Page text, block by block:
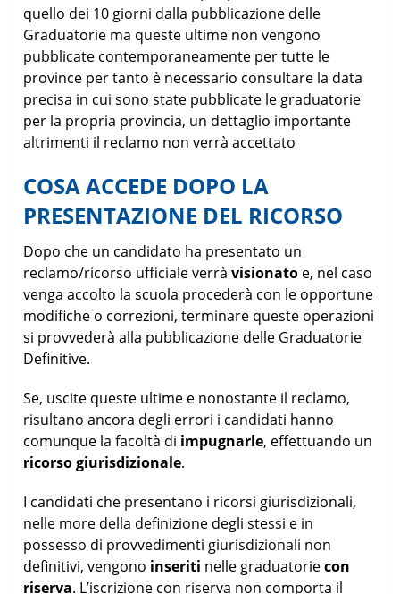
quello dei 10 giorni dalla pubblicazione delle
Graduatorie ma queste ultime non vengono
pubblicate contemporaneamente per tutte le
province per tanto è necessario consultare la data
precisa in cui sono state pubblicate le graduatorie
per la propria provincia, un dettaglio importante
altrimenti il reclamo non verrà accettato
COSA ACCEDE DOPO LA
PRESENTAZIONE DEL RICORSO
Dopo che un candidato ha presentato un
reclamo/ricorso ufficiale verràvisionato e, nel caso
venga accolto la scuola procederà con le opportune
modifiche o correzioni, terminare queste operazioni
si provvederà alla pubblicazione delle Graduatorie
Definitive.
Se, uscite queste ultime e nonostante il reclamo,
risultano ancora degli errori i candidati hanno
comunque la facoltà di impugnarle, effettuando un
ricorso giurisdizionale.
I candidati che presentano i ricorsi giurisdizionali,
nelle more della definizione degli stessi e in
possesso di provvedimenti giurisdizionali non
definitivi, vengono inseriti nelle graduatoriecon
riserva. L’iscrizione con riserva non comporta il